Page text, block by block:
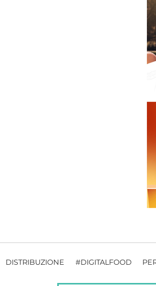
DISTRIBUZIONE #DIGITALFOOD